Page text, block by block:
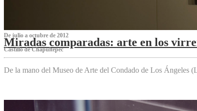
De julio a octubre de 2012
Miradas comparadas: arte en los
Castillo de Chapultepec
De la mano del Museo de Arte del Condado de Los